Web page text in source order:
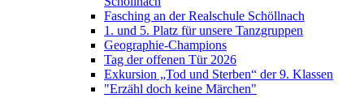
Fasching an der Realschule Schöllnach
1. und 5. Platz für unsere Tanzgruppen
Geographie-Champions
Tag der offenen Tür 2026
Exkursion „Tod und Sterben“ der 9. Klassen
"Erzähl doch keine Märchen"